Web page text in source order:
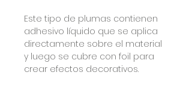
Este tipo de plumas contienen
adhesivo líquido que se aplica
directamente sobre el material
y luego se cubre con foil para
crear efectos decorativos.